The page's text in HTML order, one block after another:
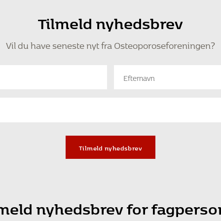
Tilmeld nyhedsbrev
Vil du have seneste nyt fra Osteoporoseforeningen?
Tilmeld nyhedsbrev
nyhedsbrev for